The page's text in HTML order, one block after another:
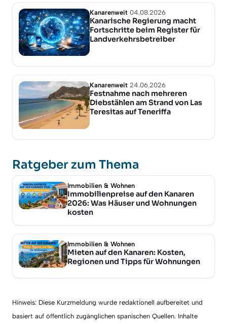
Kanarenweit 04.08.2026
Kanarische Regierung macht
Fortschritte beim Register für
Landverkehrsbetreiber
Kanarenweit 24.06.2026
Festnahme nach mehreren
Diebstählen am Strand von Las
Teresitas auf Teneriffa
Ratgeber zum Thema
Immobilien & Wohnen
Immobilienpreise auf den Kanaren
2026: Was Häuser und Wohnungen
kosten
Immobilien & Wohnen
Mieten auf den Kanaren: Kosten,
Regionen und Tipps für Wohnungen
Hinweis: Diese Kurzmeldung wurde redaktionell aufbereitet und
basiert auf öffentlich zugänglichen spanischen Quellen. Inhalte